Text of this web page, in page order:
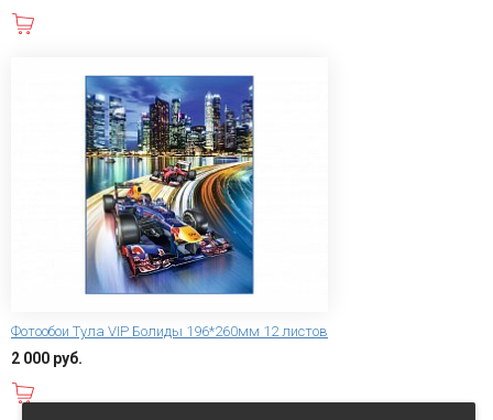
Фотообои Тула VIP Болиды 196*260мм 12 листов
2 000 руб.